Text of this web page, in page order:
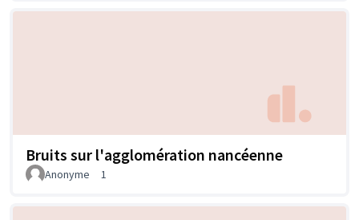
Bruits sur l'agglomération nancéenne
Anonyme 1